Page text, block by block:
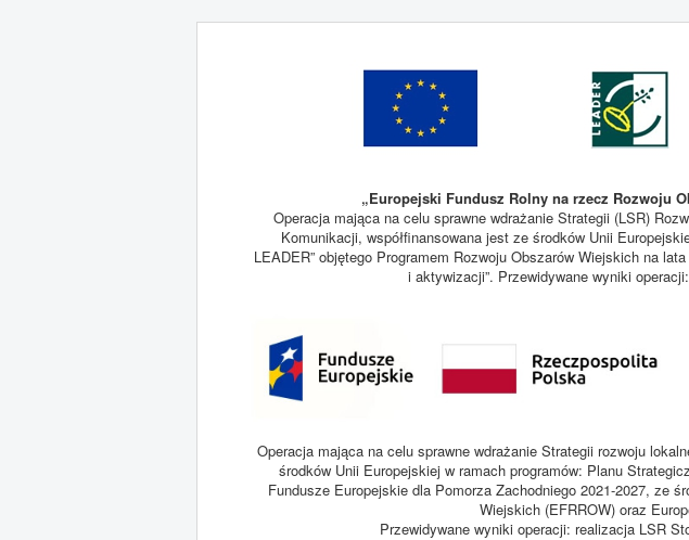
„Europejski Fundusz Rolny na rzecz Rozwoju
Operacja mająca na celu sprawne wdrażanie Strategii (LSR)
Komunikacji, współfinansowana jest ze środków Unii
LEADER” objętego Programem Rozwoju Obszarów Wiejskich na
i aktywizacji”. Przewidywane wyniki
Operacja mająca na celu sprawne wdrażanie Strategii rozwoju
środków Unii Europejskiej w ramach programów: Planu
Fundusze Europejskie dla Pomorza Zachodniego 2021-2027, ze
Wiejskich (EFRROW) oraz
Przewidywane wyniki operacji: realizacja LSR